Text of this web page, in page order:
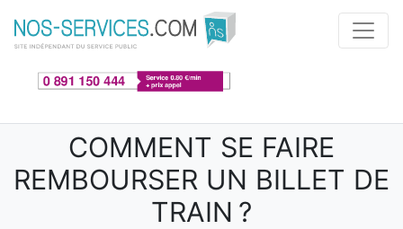
Aller au contenu principal
COMMENT SE FAIRE
REMBOURSER UN BILLET DE
TRAIN ?